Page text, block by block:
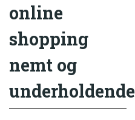
online
shopping
nemt og
underholdende